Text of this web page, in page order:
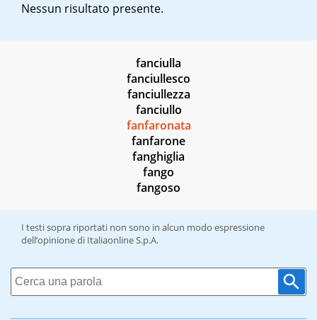
Nessun risultato presente.
fanciulla
fanciullesco
fanciullezza
fanciullo
fanfaronata
fanfarone
fanghiglia
fango
fangoso
I testi sopra riportati non sono in alcun modo espressione
dell’opinione di Italiaonline S.p.A.